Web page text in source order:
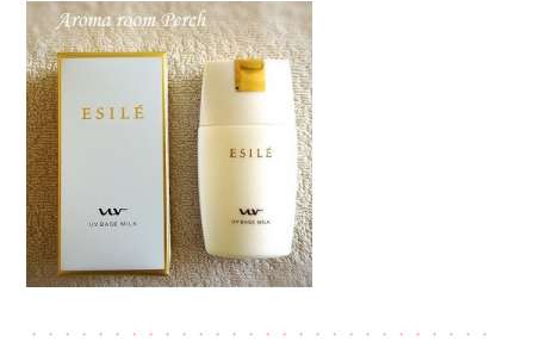
・・・・・・・・・・・・・・・・・・・・・・・・・・・・